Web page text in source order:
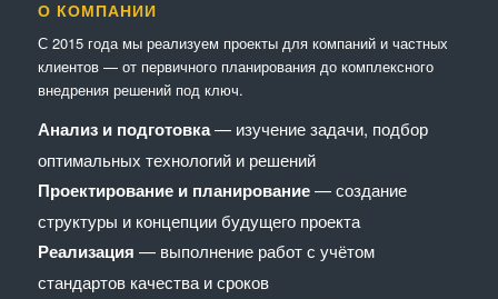
О КОМПАНИИ
С 2015 года мы реализуем проекты для компаний и частных
клиентов — от первичного планирования до комплексного
внедрения решений под ключ.
Анализ и подготовка— изучение задачи, подбор
оптимальных технологий и решений
Проектирование и планирование— создание
структуры и концепции будущего проекта
Реализация — выполнение работ с учётом
стандартов качества и сроков